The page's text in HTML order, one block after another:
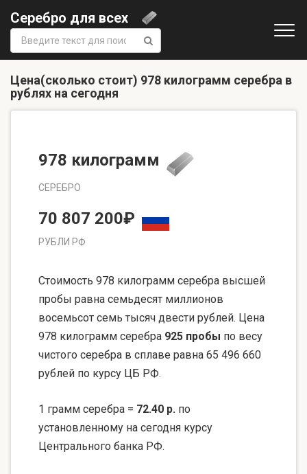
Серебро для всех
Поиск:
Цена(сколько стоит) 978 килограмм серебра в
рублях на сегодня
978 килограмм
СЕРЕБРО
70 807 200₽
РУБЛИ РФ
Стоимость 978 килограмм серебра высшей
пробы равна семьдесят миллионов
восемьсот семь тысяч двести рублей. Цена
978 килограмм серебра 925 пробы по весу
чистого серебра в сплаве равна 65 496 660
рублей по курсу ЦБ РФ.
1 грамм серебра = 72.40 р. по
установленному на сегодня курсу
Центрального банка РФ.